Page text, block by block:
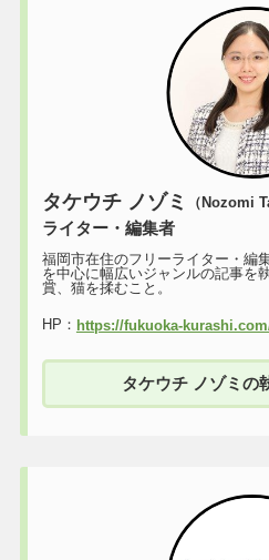
タケウチ ノゾミ （Nozomi
ライター・編集者
福岡市在住のフリーライター・編
を中心に幅広いジャンルの記事を
賞、猫を揉むこと。
HP： https://fukuoka-
タケウチ ノゾミの